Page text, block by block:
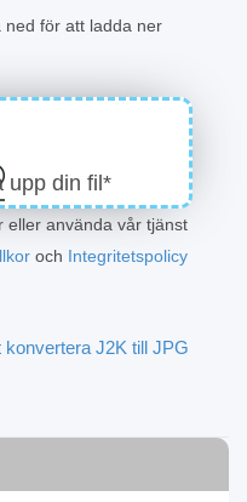
ned för att ladda ner
upp din fil*
eller använda vår tjänst
och Integritetspolicy
konvertera J2K till JPG